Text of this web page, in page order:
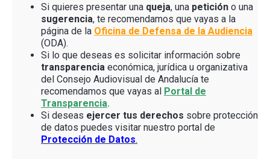
Si quieres presentar una queja, una petición o una
sugerencia, te recomendamos que vayas a la
página de la Oficina de Defensa de la Audiencia
(ODA).
Si lo que deseas es solicitar información sobre
transparencia económica, jurídica u organizativa
del Consejo Audiovisual de Andalucía te
recomendamos que vayas al Portal de
Transparencia.
Si deseas ejercer tus derechos sobre protección
de datos puedes visitar nuestro portal de
Protección de Datos.